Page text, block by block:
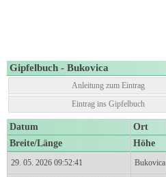
Gipfelbuch - Bukovica
Anleitung zum Eintrag
Eintrag ins Gipfelbuch
Datum Ort
Breite/Länge
Höhe
29. 05. 2026 09:52:41 Bukovica